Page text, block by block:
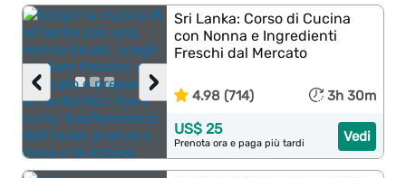
›
‹
Sri Lanka: Corso di Cucina
con Nonna e Ingredienti
Freschi dal Mercato
4.98 (714) 3h 30m
Vedi
US$ 25
Prenota ora e paga più tardi